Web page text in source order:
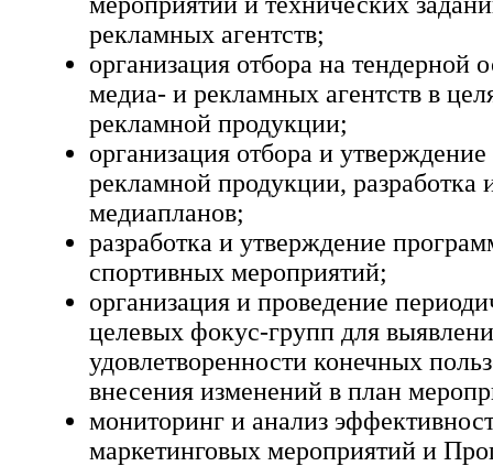
рекламных агентств;
организация отбора на тендерной
медиа- и рекламных агентств в
рекламной продукции;
организация отбора и
рекламной продукции, разработка
медиапланов;
разработка и утверждение
спортивных мероприятий;
организация и проведение
целевых фокус-групп для
удовлетворенности конечных
внесения изменений в план
мониторинг и анализ
маркетинговых мероприятий и